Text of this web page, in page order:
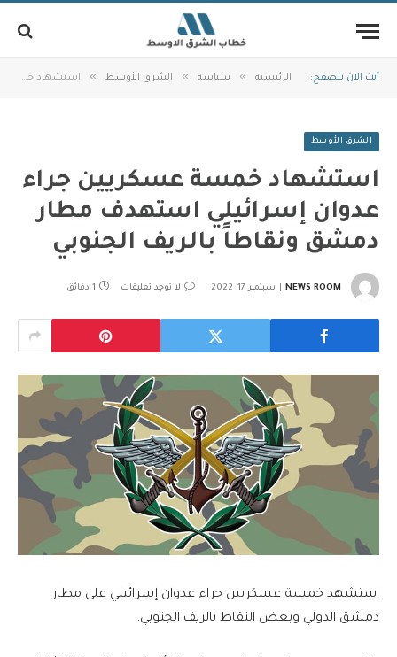
أنت الآن تتصفح: الرئيسية » سياسة » الشرق الأوسط » استشهاد خمسة عسكريين جراء عدوان إسرائيلي استهدف مطار دمشق ونقاطاً بالريف الجنوبي
الشرق الأوسط
استشهاد خمسة عسكريين جراء
عدوان إسرائيلي استهدف مطار
دمشق ونقاطاً بالريف الجنوبي
NEWS ROOM سبتمبر 17, 2022 لا توجد تعليقات 1 دقائق
استشهد خمسة عسكريين جراء عدوان إسرائيلي على مطار
دمشق الدولي وبعض النقاط بالريف الجنوبي.